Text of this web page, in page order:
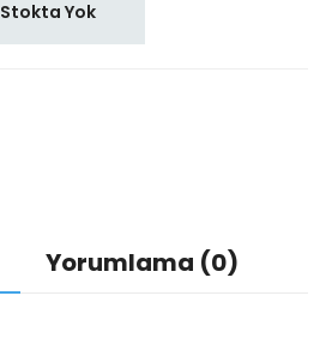
Stokta Yok
Yorumlama (0)